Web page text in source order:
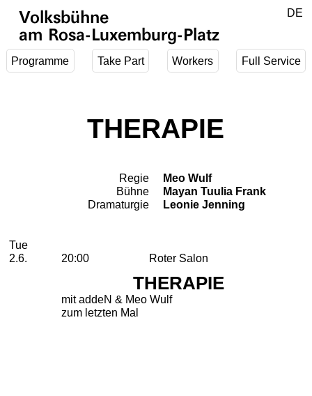
Volksbühne
am Rosa-Luxemburg-Platz
Programme Take Part Workers Full Service
DE
THERAPIE
Team
Regie
Meo Wulf
Bühne
Mayan Tuulia Frank
Dramaturgie
Leonie Jenning
Performances
2026
June
Tuesday, 02. June 2026
Tue
2.6.
20:00 Roter Salon
THERAPIE
mit addeN & Meo Wulf
zum letzten Mal